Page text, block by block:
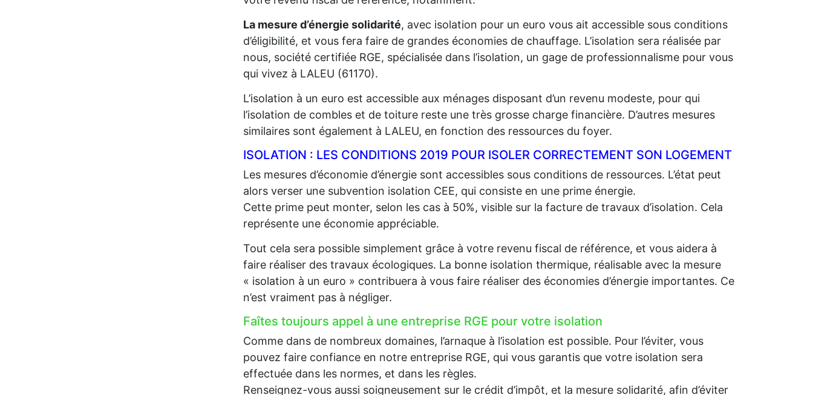
La mesure d’énergie solidarité, avec isolation pour un euro vous ait accessible sous conditions
d’éligibilité, et vous fera faire de grandes économies de chauffage. L’isolation sera réalisée par
nous, société certifiée RGE, spécialisée dans l’isolation, un gage de professionnalisme pour vous
qui vivez à LALEU (61170).
L’isolation à un euro est accessible aux ménages disposant d’un revenu modeste, pour qui
l’isolation de combles et de toiture reste une très grosse charge financière. D’autres mesures
similaires sont également à LALEU, en fonction des ressources du foyer.
ISOLATION : LES CONDITIONS 2019 POUR ISOLER CORRECTEMENT SON LOGEMENT
Les mesures d’économie d’énergie sont accessibles sous conditions de ressources. L’état peut
alors verser une subvention isolation CEE, qui consiste en une prime énergie.
Cette prime peut monter, selon les cas à 50%, visible sur la facture de travaux d’isolation. Cela
représente une économie appréciable.
Tout cela sera possible simplement grâce à votre revenu fiscal de référence, et vous aidera à
faire réaliser des travaux écologiques. La bonne isolation thermique, réalisable avec la mesure
« isolation à un euro » contribuera à vous faire réaliser des économies d’énergie importantes. Ce
n’est vraiment pas à négliger.
Faîtes toujours appel à une entreprise RGE pour votre isolation
Comme dans de nombreux domaines, l’arnaque à l’isolation est possible. Pour l’éviter, vous
pouvez faire confiance en notre entreprise RGE, qui vous garantis que votre isolation sera
effectuée dans les normes, et dans les règles.
Renseignez-vous aussi soigneusement sur le crédit d’impôt, et la mesure solidarité, afin d’éviter